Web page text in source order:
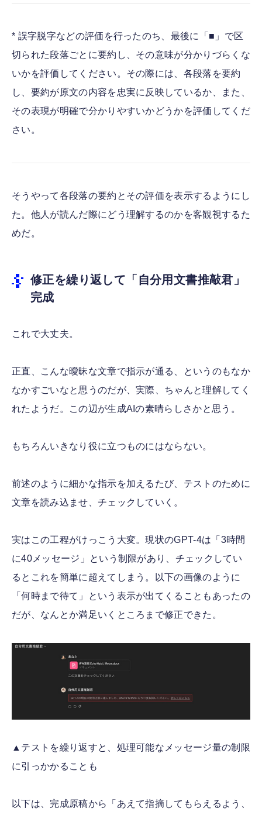
* 誤字脱字などの評価を行ったのち、最後に「■」で区
切られた段落ごとに要約し、その意味が分かりづらくな
いかを評価してください。その際には、各段落を要約
し、要約が原文の内容を忠実に反映しているか、また、
その表現が明確で分かりやすいかどうかを評価してくだ
さい。
そうやって各段落の要約とその評価を表示するようにし
た。他人が読んだ際にどう理解するのかを客観視するた
めだ。
修正を繰り返して「自分用文書推敲君」
完成
これで大丈夫。
正直、こんな曖昧な文章で指示が通る、というのもなか
なかすごいなと思うのだが、実際、ちゃんと理解してく
れたようだ。この辺が生成AIの素晴らしさかと思う。
もちろんいきなり役に立つものにはならない。
前述のように細かな指示を加えるたび、テストのために
文章を読み込ませ、チェックしていく。
実はこの工程がけっこう大変。現状のGPT-4は「3時間
に40メッセージ」という制限があり、チェックしてい
るとこれを簡単に超えてしまう。以下の画像のように
「何時まで待て」という表示が出てくることもあったの
だが、なんとか満足いくところまで修正できた。
▲テストを繰り返すと、処理可能なメッセージ量の制限
に引っかかることも
以下は、完成原稿から「あえて指摘してもらえるよう、